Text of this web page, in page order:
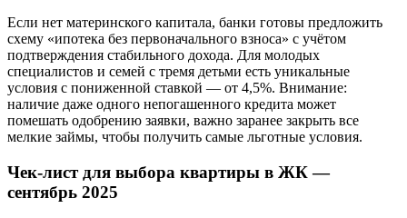
Если нет материнского капитала, банки готовы предложить
схему «ипотека без первоначального взноса» с учётом
подтверждения стабильного дохода. Для молодых
специалистов и семей с тремя детьми есть уникальные
условия с пониженной ставкой — от 4,5%. Внимание:
наличие даже одного непогашенного кредита может
помешать одобрению заявки, важно заранее закрыть все
мелкие займы, чтобы получить самые льготные условия.
Чек-лист для выбора квартиры в ЖК —
сентябрь 2025